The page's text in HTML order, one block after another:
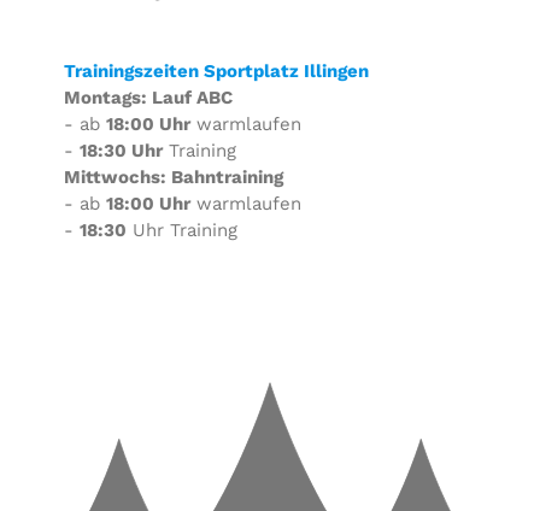
Trainingszeiten Sportplatz Illingen
Montags: Lauf ABC
- ab 18:00 Uhrwarmlaufen
- 18:30 UhrTraining
Mittwochs: Bahntraining
- ab 18:00 Uhrwarmlaufen
- 18:30 Uhr Training